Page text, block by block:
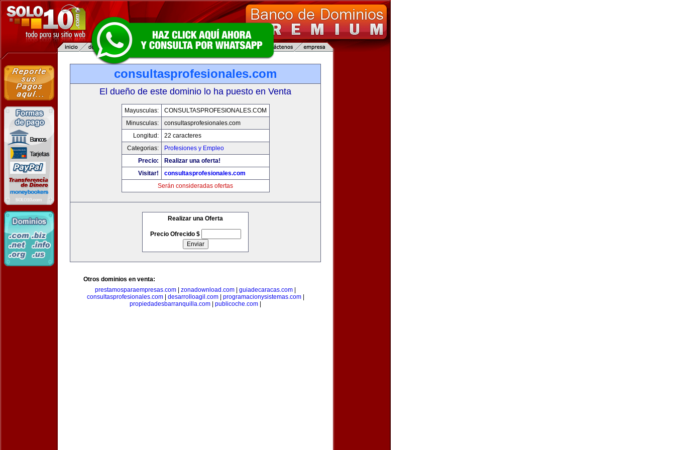
consultasprofesionales.com
El dueño de este dominio lo ha puesto en Venta
Mayusculas:
CONSULTASPROFESIONALES.COM
Minusculas:
consultasprofesionales.com
Longitud:
22 caracteres
Categorias:
Profesiones y Empleo
Precio:
Realizar una oferta!
Visitar!
consultasprofesionales.com
Serán consideradas ofertas
Realizar una Oferta
Precio Ofrecido $
Otros dominios en venta:
prestamosparaempresas.com
zonadownload.com guiadecaracas.com
consultasprofesionales.com| desarrolloagil.com| programacionysistemas.com|
propiedadesbarranquilla.com
publicoche.com